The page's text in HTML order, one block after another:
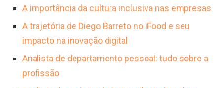
A importância da cultura inclusiva nas empresas
A trajetória de Diego Barreto no iFood e seu
impacto na inovação digital
Analista de departamento pessoal: tudo sobre a
profissão